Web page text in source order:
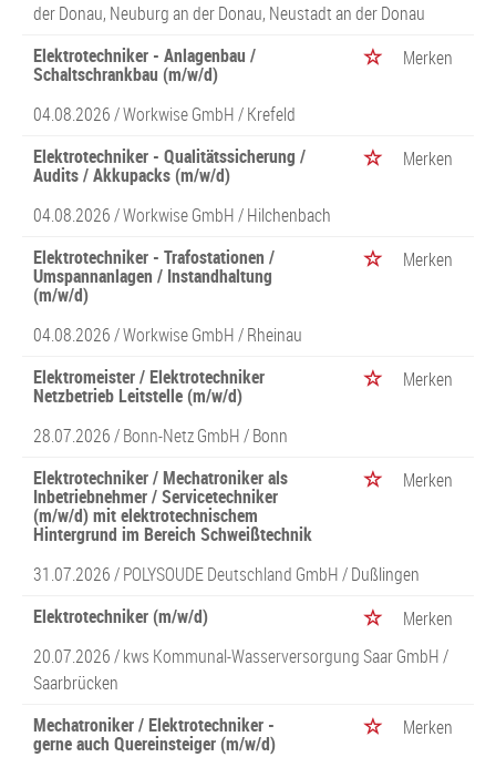
der Donau, Neuburg an der Donau, Neustadt an der Donau
Elektrotechniker - Anlagenbau /
Schaltschrankbau (m/w/d)
Merken
04.08.2026 /Workwise GmbH/ Krefeld
Elektrotechniker - Qualitätssicherung /
Audits / Akkupacks (m/w/d)
Merken
04.08.2026 /Workwise GmbH/ Hilchenbach
Elektrotechniker - Trafostationen /
Umspannanlagen / Instandhaltung
(m/w/d)
Merken
04.08.2026 /Workwise GmbH/ Rheinau
Elektromeister / Elektrotechniker
Netzbetrieb Leitstelle (m/w/d)
Merken
28.07.2026 /Bonn-Netz GmbH/ Bonn
Elektrotechniker / Mechatroniker als
Inbetriebnehmer / Servicetechniker
(m/w/d) mit elektrotechnischem
Hintergrund im Bereich Schweißtechnik
Merken
31.07.2026 /POLYSOUDE Deutschland GmbH/ Dußlingen
Elektrotechniker (m/w/d)
Merken
20.07.2026 /kws Kommunal-Wasserversorgung Saar GmbH/
Saarbrücken
Mechatroniker / Elektrotechniker -
gerne auch Quereinsteiger (m/w/d)
Merken